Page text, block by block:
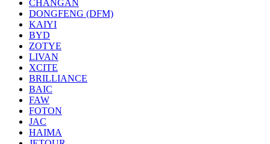
CHANGAN
DONGFENG (DFM)
KAIYI
BYD
ZOTYE
LIVAN
XCITE
BRILLIANCE
BAIC
FAW
FOTON
JAC
HAIMA